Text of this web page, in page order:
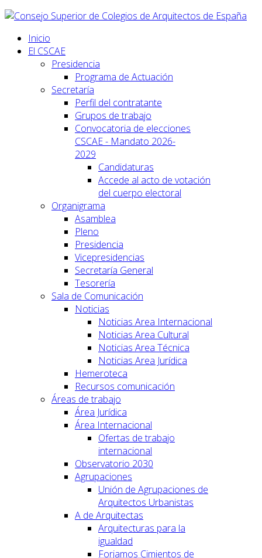
Inicio
El CSCAE
Presidencia
Programa de Actuación
Secretaría
Perfil del contratante
Grupos de trabajo
Convocatoria de elecciones
CSCAE - Mandato 2026-
2029
Candidaturas
Accede al acto de votación
del cuerpo electoral
Organigrama
Asamblea
Pleno
Presidencia
Vicepresidencias
Secretaría General
Tesorería
Sala de Comunicación
Noticias
Noticias Area Internacional
Noticias Area Cultural
Noticias Area Técnica
Noticias Area Jurídica
Hemeroteca
Recursos comunicación
Áreas de trabajo
Área Jurídica
Área Internacional
Ofertas de trabajo
internacional
Observatorio 2030
Agrupaciones
Unión de Agrupaciones de
Arquitectos Urbanistas
A de Arquitectas
Arquitecturas para la
igualdad
Forjamos Cimientos de